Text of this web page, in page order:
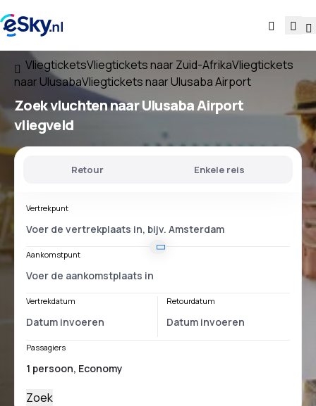
VliegticketsVliegtickets naar Zuid-AfrikaVliegtickets
naar UlusabaVliegtickets naar Ulusaba Airport
Zoek vluchtennaarUlusaba Airport
vliegveld
Retour Enkele reis
Vertrekpunt
Aankomstpunt
Vertrekdatum Retourdatum
Passagiers
Zoek